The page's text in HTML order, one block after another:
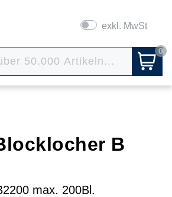
exkl. MwSt
0
B
max. 200Bl.